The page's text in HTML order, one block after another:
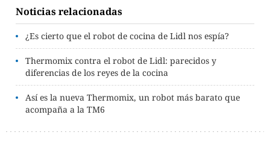
Noticias relacionadas
¿Es cierto que el robot de cocina de Lidl nos espía?
Thermomix contra el robot de Lidl: parecidos y
diferencias de los reyes de la cocina
Así es la nueva Thermomix, un robot más barato que
acompaña a la TM6